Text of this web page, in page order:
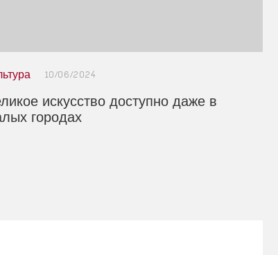
10/06/2024
искусство доступно даже в
городах